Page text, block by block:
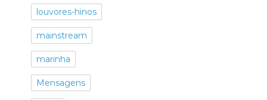
louvores-hinos
mainstream
marinha
Mensagens